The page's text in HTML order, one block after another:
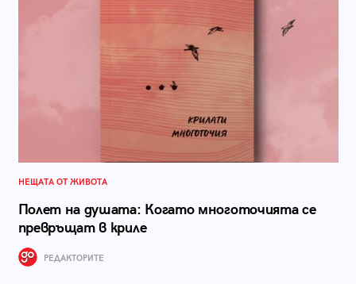
НЕЩАТА ОТ ЖИВОТА
Полет на душата: Когато многоточията се
превръщат в криле
РЕДАКТОРИТЕ